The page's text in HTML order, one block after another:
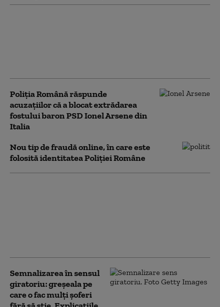
Poliția Română răspunde
acuzațiilor că a blocat extrădarea
fostului baron PSD Ionel Arsene din
Italia
Nou tip de fraudă online, în care este
folosită identitatea Poliţiei Române
Semnalizarea în sensul
giratoriu: greșeala pe
care o fac mulți șoferi